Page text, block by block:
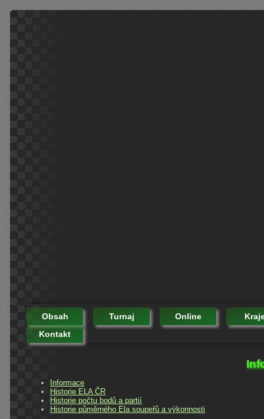
Obsah Turnaj Online
Kontakt
Informace
Historie ELA ČR
Historie počtu bodů a partií
Historie půměrného Ela soupeřů a výkonnosti